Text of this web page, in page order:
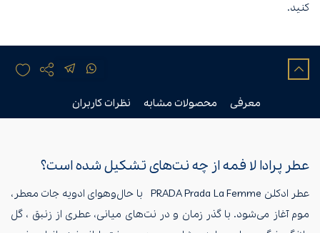
کنید.
معرفی محصولات مشابه نظرات کاربران
عطر پرادا لا فمه از چه نت‌های تشکیل شده است؟
عطر ادکلن PRADA Prada La Femme با حال‌وهوای ادویه جات معطر،
موم آغاز می‌شود. با گذر زمان و در نت‌های میانی، عطری از زنبق ، گل